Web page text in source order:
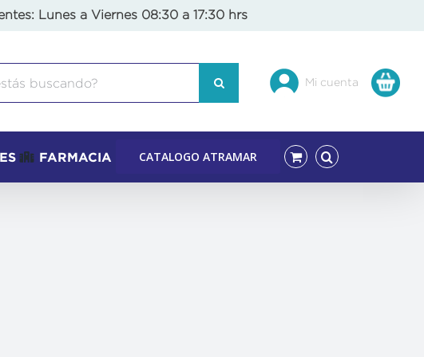
Lunes a Viernes 08:30 a 17:30 hrs
Mi cuenta
FARMACIA CATALOGO ATRAMAR